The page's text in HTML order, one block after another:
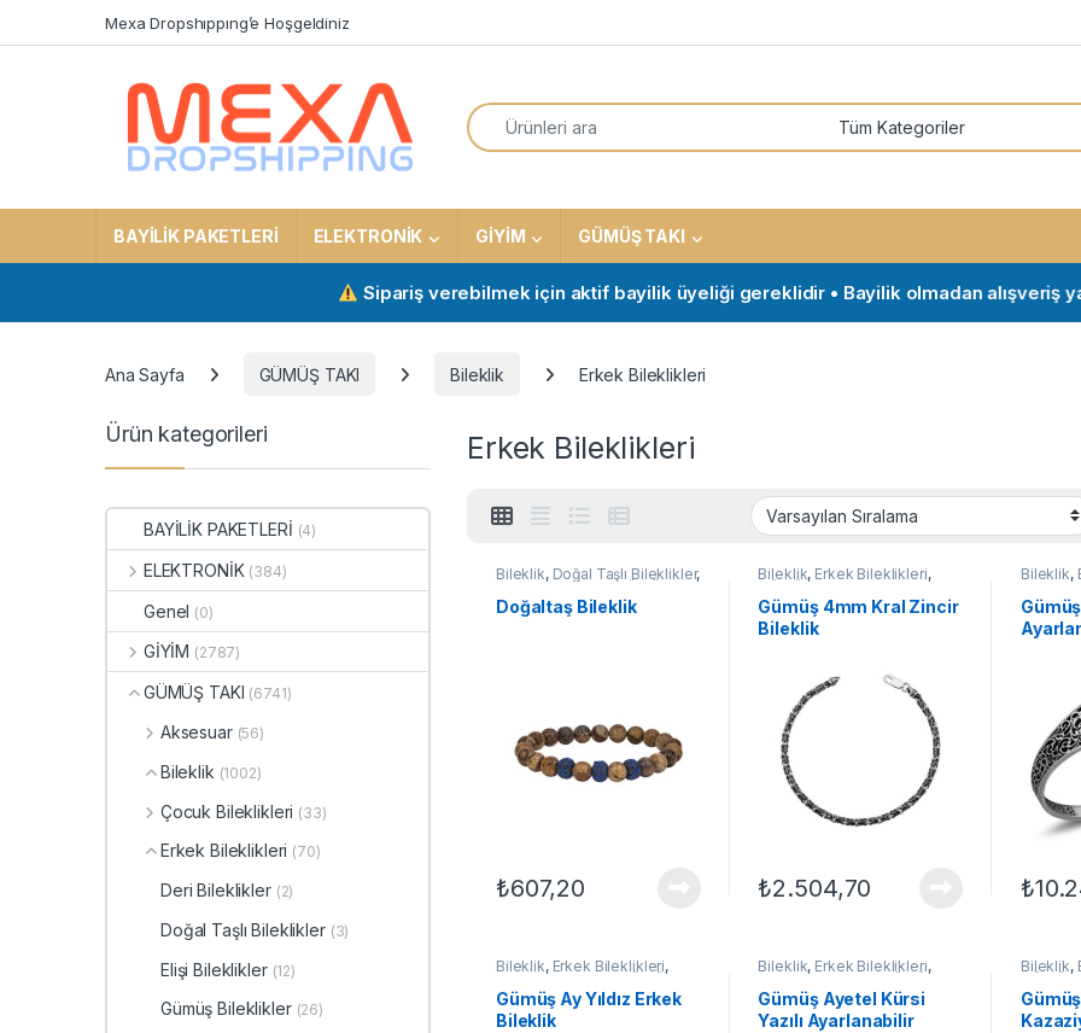
Mexa Dropshıppıng’e Hoşgeldiniz
Search for:
BAYİLİK PAKETLERİ ELEKTRONİK GİYİM GÜMÜŞ TAKI
Sipariş verebilmek için aktif bayilik üyeliği gereklidir • Bayilik olmadan alışveriş
Ana Sayfa GÜMÜŞ TAKI Bileklik Erkek Bileklikleri
Erkek Bileklikleri
Bileklik, Doğal Taşlı Bileklikler,
Erkek Bileklikleri
GÜMÜŞ
TAKI
​Doğaltaş Bileklik
₺607,20
Bileklik, Erkek Bileklikleri,
GÜMÜŞ TAKI
Bileklikler
Gümüş 4mm Kral Zincir
Bileklik
₺2.504,70
Bileklik,
Gümüş
TAKI
Gümüş
₺
Bileklik, Erkek Bileklikleri,
Gümüş Bileklikler
GÜMÜŞ
TAKI
Gümüş Ay Yıldız Erkek
Bileklik
Bileklik, Erkek Bileklikleri,
Gümüş Bileklikler
GÜMÜŞ
TAKI
Gümüş Ayetel Kürsi
Yazılı Ayarlanabilir
Bileklik,
GÜMÜŞ
Ürün kategorileri
BAYİLİK PAKETLERİ (4)
ELEKTRONİK (384)
Genel (0)
GİYİM (2787)
GÜMÜŞ TAKI (6741)
Aksesuar (56)
Bileklik (1002)
Çocuk Bileklikleri (33)
Erkek Bileklikleri (70)
Deri Bileklikler (2)
Doğal Taşlı Bileklikler (3)
Elişi Bileklikler (12)
Gümüş Bileklikler (26)